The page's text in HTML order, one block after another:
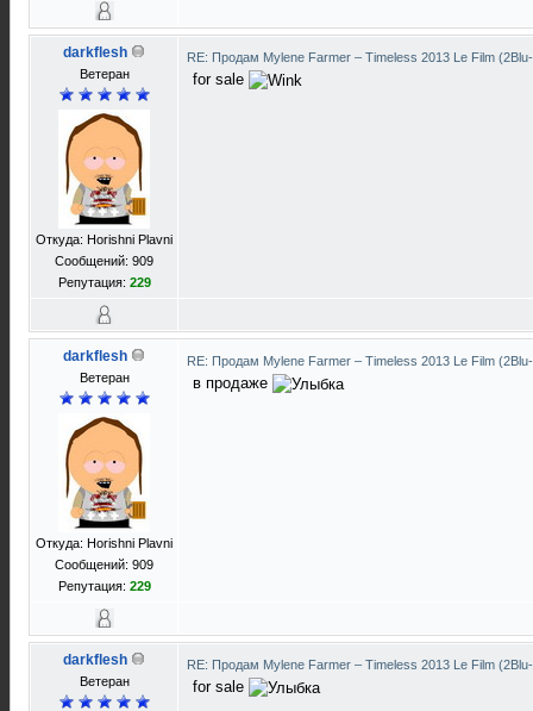
darkflesh
Ветеран
Откуда: Horishni Plavni
Сообщений: 909
Репутация: 229
RE: Продам Mylene Farmer ‎– Timeless 2013 Le Film
for sale
darkflesh
Ветеран
Откуда: Horishni Plavni
Сообщений: 909
Репутация: 229
RE: Продам Mylene Farmer ‎– Timeless 2013 Le Film
в продаже
darkflesh
Ветеран
RE: Продам Mylene Farmer ‎– Timeless 2013 Le Film
for sale